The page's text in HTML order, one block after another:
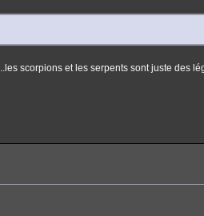
scorpions et les serpents sont juste des